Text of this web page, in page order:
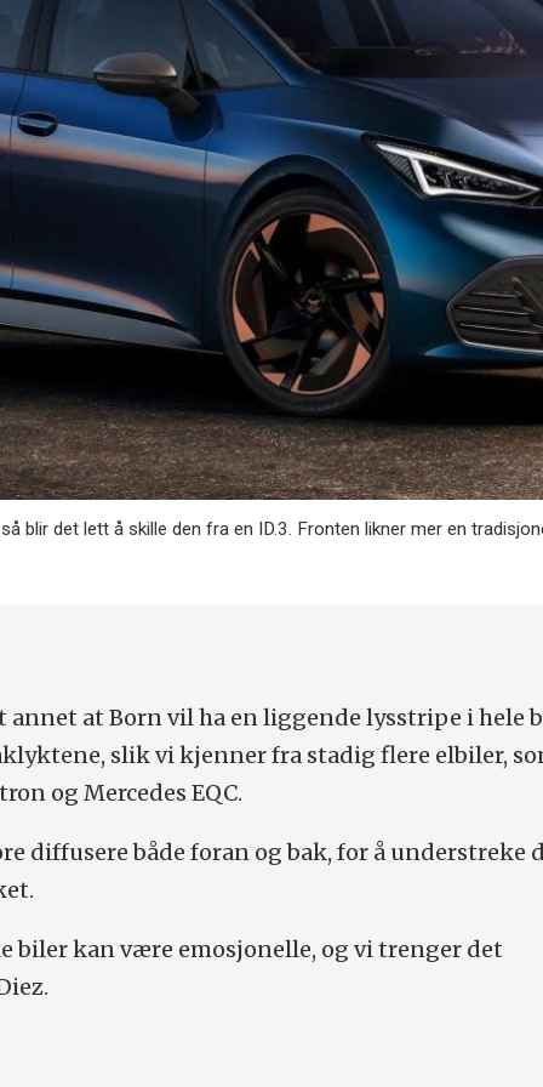
blir det lett å skille den fra en ID.3. Fronten likner mer en
annet at Born vil ha en liggende lysstripe i hele
slik vi kjenner fra stadig flere elbiler,
og Mercedes EQC.
diffusere både foran og bak, for å understreke
biler kan være emosjonelle, og vi trenger det